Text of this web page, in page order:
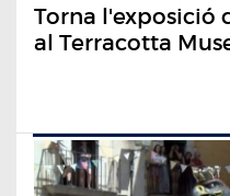
Torna l'exposició
al Terracotta